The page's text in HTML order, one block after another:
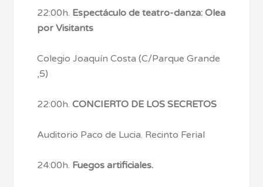
22:00h. Espectáculo de teatro-danza: Olea
por Visitants
Colegio Joaquín Costa (C/Parque Grande
,5)
22:00h.CONCIERTO DE LOS SECRETOS
Auditorio Paco de Lucia. Recinto Ferial
24:00h. Fuegos artificiales.